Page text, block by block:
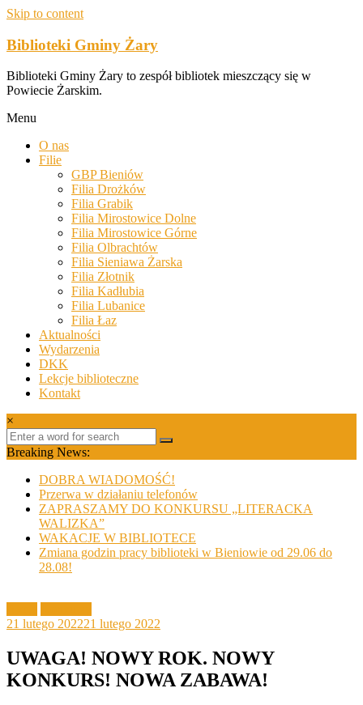
Skip to content
Biblioteki Gminy Żary
Biblioteki Gminy Żary to zespół bibliotek mieszczący się w
Powiecie Żarskim.
Menu
O nas
Filie
GBP Bieniów
Filia Drożków
Filia Grabik
Filia Mirostowice Dolne
Filia Mirostowice Górne
Filia Olbrachtów
Filia Sieniawa Żarska
Filia Złotnik
Filia Kadłubia
Filia Lubanice
Filia Łaz
Aktualności
Wydarzenia
DKK
Lekcje biblioteczne
Kontakt
×
Breaking News:
DOBRA WIADOMOŚĆ!
Przerwa w działaniu telefonów
ZAPRASZAMY DO KONKURSU „LITERACKA
WALIZKA”
WAKACJE W BIBLIOTECE
Zmiana godzin pracy biblioteki w Bieniowie od 29.06 do
28.08!
21 lutego 202221 lutego 2022
UWAGA! NOWY ROK. NOWY
KONKURS! NOWA ZABAWA!